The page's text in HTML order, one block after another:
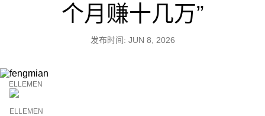
个月赚十几万”
发布时间: JUN 8, 2026
ELLEMEN
ELLEMEN